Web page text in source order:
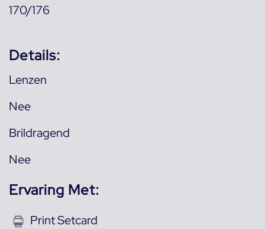
170/176
Details:
Lenzen
Nee
Brildragend
Nee
Ervaring Met:
Print Setcard